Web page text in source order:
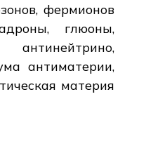
фермионов
глюоны,
антиматерии,
материя